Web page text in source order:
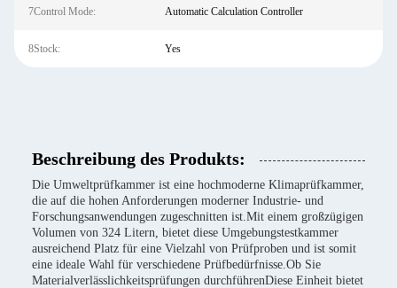
7Control Mode: Automatic Calculation Controller
8Stock: Yes
Beschreibung des Produkts:
Die Umweltprüfkammer ist eine hochmoderne Klimaprüfkammer,
die auf die hohen Anforderungen moderner Industrie- und
Forschungsanwendungen zugeschnitten ist.Mit einem großzügigen
Volumen von 324 Litern, bietet diese Umgebungstestkammer
ausreichend Platz für eine Vielzahl von Prüfproben und ist somit
eine ideale Wahl für verschiedene Prüfbedürfnisse.Ob Sie
Materialverlässlichkeitsprüfungen durchführenDiese Einheit bietet